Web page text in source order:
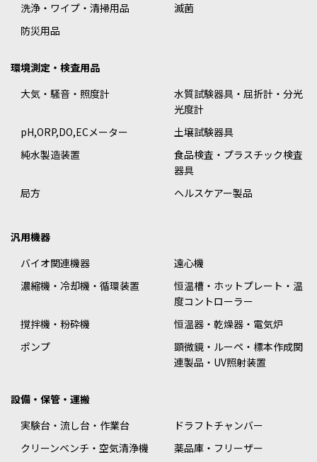
洗浄・ワイプ・清掃用品
滅菌
防災用品
環境測定・検査用品
大気・騒音・照度計
水質試験器具・屈折計・分光
光度計
pH,ORP,DO,ECメーター
土壌試験器具
純水製造装置
食品検査・プラスチック検査
器具
局方
ヘルスケアー製品
汎用機器
バイオ関連機器
遠心機
濃縮機・冷却機・循環装置
恒温槽・ホットプレート・温
度コントローラー
撹拌機・粉砕機
恒温器・乾燥器・電気炉
ポンプ
顕微鏡・ルーペ・標本作成関
連製品・UV照射装置
設備・保管・運搬
実験台・流し台・作業台
ドラフトチャンバー
クリーンベンチ・空気清浄機
薬品庫・フリーザー